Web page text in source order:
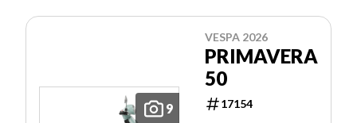
9
VESPA 2026
PRIMAVERA
50
17154